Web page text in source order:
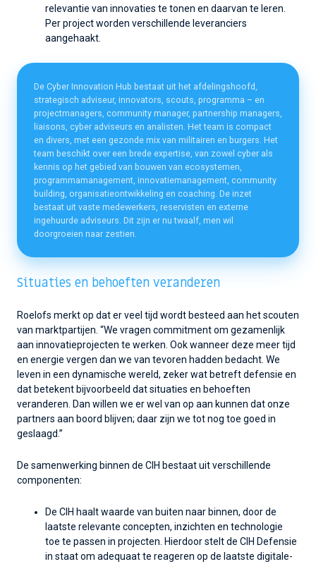
relevantie van innovaties te tonen en daarvan te leren.
Per project worden verschillende leveranciers
aangehaakt.
De Cyber Innovation Hub bestaat uit het afdelingshoofd,
strategisch adviseur, innovators, scouts, programma – en
projectmanagers, community manager, partnership managers,
liaisons, cyber adviseurs en analisten. Het team is compact
en divers, met een gezonde mix van militairen en burgers. Het
team beschikt over een brede expertise, van zowel cyber als
kennis op het gebied van bouwen van ecosystemen,
programmamanagement, innovatiemanagement, community
building, organisatieontwikkeling en coaching. De inzet
bestaat uit vaste medewerkers, reservisten en externe
ingehuurde adviseurs. Dit zijn er nu twaalf, men wil
doorgroeien naar zestien.
Situaties en behoeften veranderen
Roelofs merkt op dat er veel tijd wordt besteed aan het scouten
van marktpartijen. “We vragen commitment om gezamenlijk
aan innovatieprojecten te werken. Ook wanneer deze meer tijd
en energie vergen dan we van tevoren hadden bedacht. We
leven in een dynamische wereld, zeker wat betreft defensie en
dat betekent bijvoorbeeld dat situaties en behoeften
veranderen. Dan willen we er wel van op aan kunnen dat onze
partners aan boord blijven; daar zijn we tot nog toe goed in
geslaagd.”
De samenwerking binnen de CIH bestaat uit verschillende
componenten:
De CIH haalt waarde van buiten naar binnen, door de
laatste relevante concepten, inzichten en technologie
toe te passen in projecten. Hierdoor stelt de CIH Defensie
in staat om adequaat te reageren op de laatste digitale-